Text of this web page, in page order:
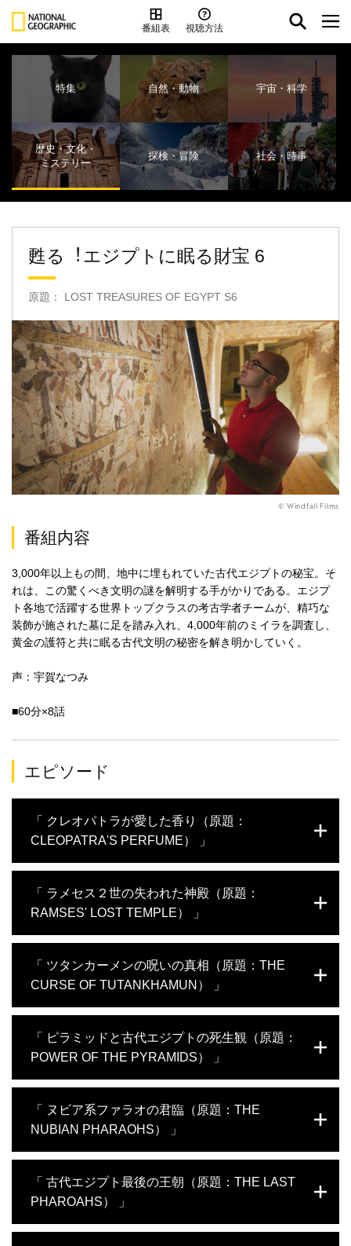
番組表 視聴方法
特集 自然・動物 宇宙・科学
歴史・文化・
ミステリー
探検・冒険 社会・時事
甦る︕エジプトに眠る財宝 6
原題： LOST TREASURES OF EGYPT S6
© Windfall Films
番組内容
3,000年以上もの間、地中に埋もれていた古代エジプトの秘宝。そ
れは、この驚くべき⽂明の謎を解明する⼿がかりである。エジプ
ト各地で活躍する世界トップクラスの考古学者チームが、精巧な
装飾が施された墓に⾜を踏み⼊れ、4,000年前のミイラを調査し、
⻩⾦の護符と共に眠る古代⽂明の秘密を解き明かしていく。
声：宇賀なつみ
■60分×8話
エピソード
「 クレオパトラが愛した香り（原題：
CLEOPATRA'S PERFUME） 」
どんな香りだったのだろうか。古代都市フィラデルフィアの地下
墓地では、来世への願いが込められた貴重な遺物を発見。トゥム
かりのある神殿のレリーフから、当時 香りが果たしていた役割
や、クレオパトラと香りの関係に迫る。
「 ラメセス２世の失われた神殿（原題：
RAMSES' LOST TEMPLE） 」
明かす発掘調査と、彼が建てた巨大建造物の謎に迫る。エジプト
中部で初めてラメセス２世の石像が出土した。石像の周囲には神
査が進められる。さらに、ラメセス２世の巨大建造物を訪れ、
数々のレリーフから彼の思惑とその背景を読み解く。
「 ツタンカーメンの呪いの真相（原題：THE
CURSE OF TUTANKHAMUN） 」
タンカーメンの呪い」の真相に迫る。古代エジプト人にとって身
近だったとされる魔術や呪文は、どのような目的で使用されてい
れたものの、現在は所在不明となっているメリトアメン王妃の墓
の再発掘調査が行われる。
「 ピラミッドと古代エジプトの死生観（原題：
POWER OF THE PYRAMIDS） 」
のピラミッドと言われる階段ピラミッドの誕生から、わずか100年
ほどの間にギザの三大ピラミッドへと発展した。ピラミッドの建
が進行。別の専門家は、階段ピラミッド近くにある謎の墓の奥深
くへ足を踏み入れる。
「 ヌビア系ファラオの君臨（原題：THE
NUBIAN PHARAOHS） 」
のヌビア人の王国。混乱期に入るとエジプトに侵攻し、エジプト
史上初のヌビア系ファラオが誕生する。なぜ彼らは100年にわたり
「 古代エジプト最後の王朝（原題：THE LAST
PHAROAHS） 」